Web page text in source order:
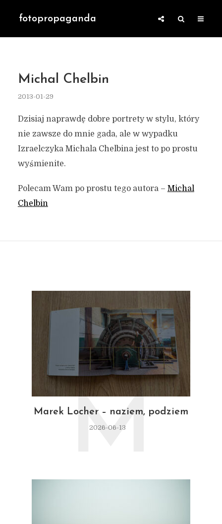
fotopropaganda
Michal Chelbin
2013-01-29
Dzisiaj naprawdę dobre portrety w stylu, który
nie zawsze do mnie gada, ale w wypadku
Izraelczyka Michala Chelbina jest to po prostu
wyśmienite.
Polecam Wam po prostu tego autora – Michal
Chelbin
Marek Locher – naziem, podziem
2026-06-13
M